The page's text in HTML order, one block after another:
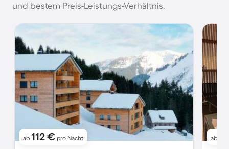
und bestem Preis-Leistungs-Verhältnis.
ab 112 € pro Nacht ab